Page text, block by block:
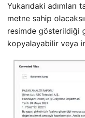
Yukarıdaki adımları
metne sahip
resimde gösterildiği
kopyalayabilir veya